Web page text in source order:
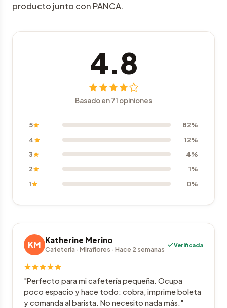
producto junto con PANCA.
4.8
Basado en 71 opiniones
5
82%
4
12%
3
4%
2
1%
1
0%
KM Katherine Merino
Cafetería · Miraflores · Hace 2 semanas
Verificada
"Perfecto para mi cafetería pequeña. Ocupa
poco espacio y hace todo: cobra, imprime boleta
y comanda al barista. No necesito nada más."